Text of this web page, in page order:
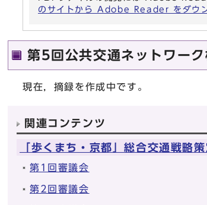
のサイトから Adobe Reader をダウン
第5回公共交通ネットワー
現在，摘録を作成中です。
関連コンテンツ
「歩くまち・京都」総合交通戦略
第1回審議会
第2回審議会